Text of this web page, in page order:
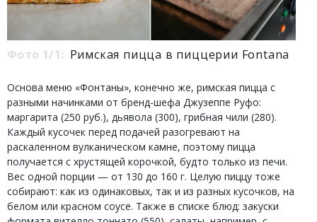
Фото 1/1: Римская пицца в пиццерии Fontana
Основа меню «Фонтаны», конечно же, римская пицца с
разными начинками от бренд-шефа Джузеппе Руфо:
маргарита (250 руб.), дьявола (300), грибная чили (280).
Каждый кусочек перед подачей разогревают на
раскаленном вулканическом камне, поэтому пицца
получается с хрустящей корочкой, будто только из печи.
Вес одной порции — от 130 до 160 г. Целую пиццу тоже
собирают: как из одинаковых, так и из разных кусочков, на
белом или красном соусе. Также в списке блюд: закуски